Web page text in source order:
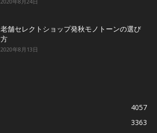
老舗セレクトショップ発秋モノトーンの選び
方
2020年8月13日
4057
3363